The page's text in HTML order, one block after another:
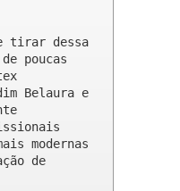
tirar dessa
poucas
Belaura e
modernas
de